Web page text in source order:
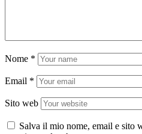
Nome *
Email *
Sito web
Salva il mio nome, email e sito